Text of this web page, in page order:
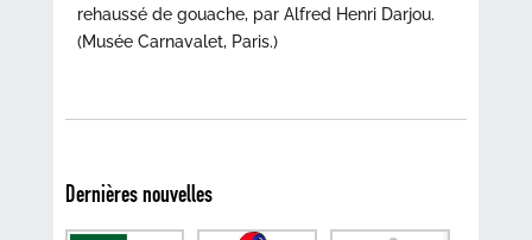
rehaussé de gouache, par Alfred Henri Darjou.
(Musée Carnavalet, Paris.)
Dernières nouvelles